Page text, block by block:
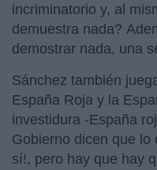
incriminatorio y, al
demuestra nada?
demostrar nada, una
Sánchez también
España Roja y la
investidura -España
Gobierno dicen que lo
sí!, pero hay que hay